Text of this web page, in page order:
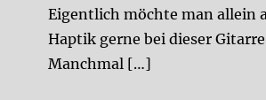
Eigentlich möchte man allein
Haptik gerne bei dieser
Manchmal […]